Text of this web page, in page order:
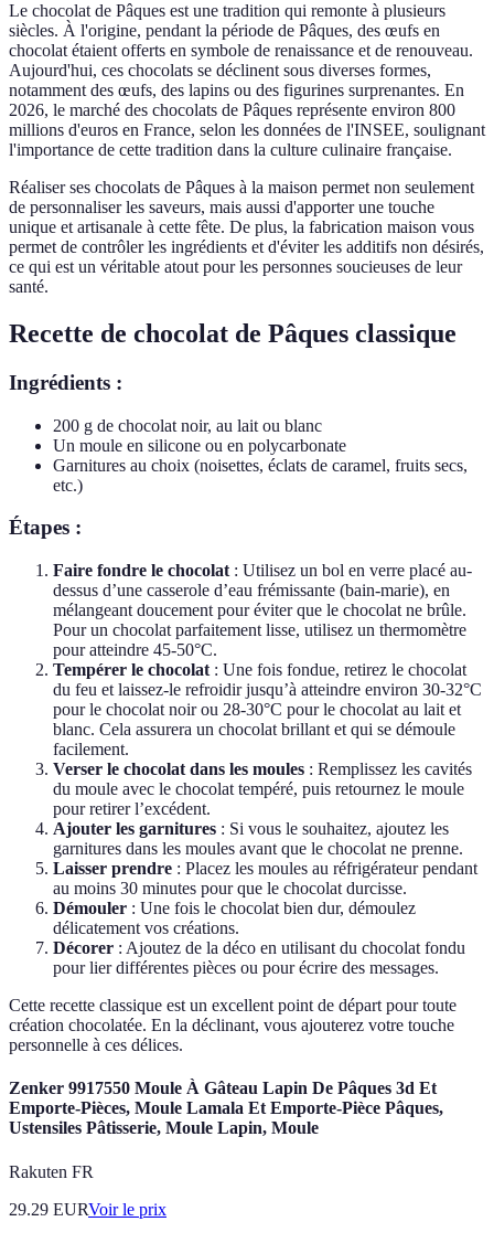
Le chocolat de Pâques est une tradition qui remonte à plusieurs
siècles. À l'origine, pendant la période de Pâques, des œufs en
chocolat étaient offerts en symbole de renaissance et de renouveau.
Aujourd'hui, ces chocolats se déclinent sous diverses formes,
notamment des œufs, des lapins ou des figurines surprenantes. En
2026, le marché des chocolats de Pâques représente environ 800
millions d'euros en France, selon les données de l'INSEE, soulignant
l'importance de cette tradition dans la culture culinaire française.
Réaliser ses chocolats de Pâques à la maison permet non seulement
de personnaliser les saveurs, mais aussi d'apporter une touche
unique et artisanale à cette fête. De plus, la fabrication maison vous
permet de contrôler les ingrédients et d'éviter les additifs non désirés,
ce qui est un véritable atout pour les personnes soucieuses de leur
santé.
Recette de chocolat de Pâques classique
Ingrédients :
200 g de chocolat noir, au lait ou blanc
Un moule en silicone ou en polycarbonate
Garnitures au choix (noisettes, éclats de caramel, fruits secs,
etc.)
Étapes :
Faire fondre le chocolat : Utilisez un bol en verre placé au-
dessus d’une casserole d’eau frémissante (bain-marie), en
mélangeant doucement pour éviter que le chocolat ne brûle.
Pour un chocolat parfaitement lisse, utilisez un thermomètre
pour atteindre 45-50°C.
Tempérer le chocolat : Une fois fondue, retirez le chocolat
du feu et laissez-le refroidir jusqu’à atteindre environ 30-32°C
pour le chocolat noir ou 28-30°C pour le chocolat au lait et
blanc. Cela assurera un chocolat brillant et qui se démoule
facilement.
Verser le chocolat dans les moules : Remplissez les cavités
du moule avec le chocolat tempéré, puis retournez le moule
pour retirer l’excédent.
Ajouter les garnitures : Si vous le souhaitez, ajoutez les
garnitures dans les moules avant que le chocolat ne prenne.
Laisser prendre : Placez les moules au réfrigérateur pendant
au moins 30 minutes pour que le chocolat durcisse.
Démouler : Une fois le chocolat bien dur, démoulez
délicatement vos créations.
Décorer : Ajoutez de la déco en utilisant du chocolat fondu
pour lier différentes pièces ou pour écrire des messages.
Cette recette classique est un excellent point de départ pour toute
création chocolatée. En la déclinant, vous ajouterez votre touche
personnelle à ces délices.
Zenker 9917550 Moule À Gâteau Lapin De Pâques 3d Et
Emporte-Pièces, Moule Lamala Et Emporte-Pièce Pâques,
Ustensiles Pâtisserie, Moule Lapin, Moule
Rakuten FR
29.29 EURVoir le prix